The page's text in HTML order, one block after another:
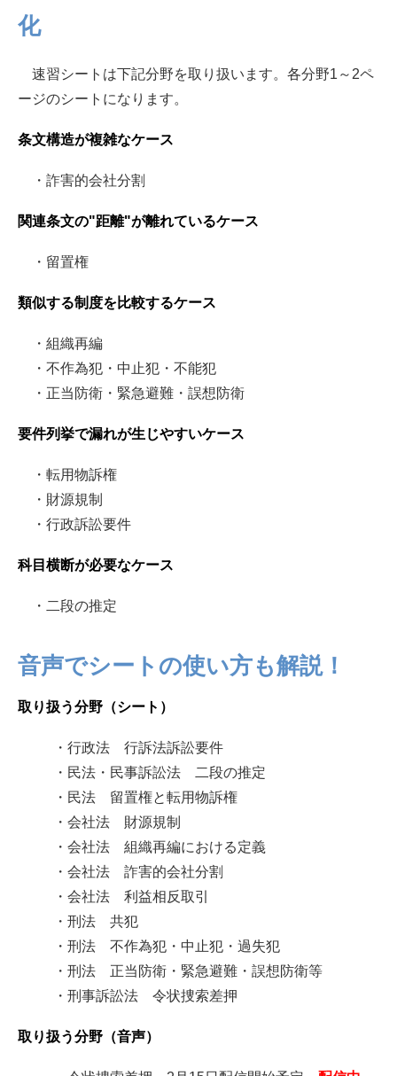
化
速習シートは下記分野を取り扱います。各分野1～2ペ
ージのシートになります。
条文構造が複雑なケース
・詐害的会社分割
関連条文の"距離"が離れているケース
・留置権
類似する制度を比較するケース
・組織再編
・不作為犯・中止犯・不能犯
・正当防衛・緊急避難・誤想防衛
要件列挙で漏れが生じやすいケース
・転用物訴権
・財源規制
・行政訴訟要件
科目横断が必要なケース
・二段の推定
音声でシートの使い方も解説！
取り扱う分野（シート）
・行政法 行訴法訴訟要件
・民法・民事訴訟法 二段の推定
・民法 留置権と転用物訴権
・会社法 財源規制
・会社法 組織再編における定義
・会社法 詐害的会社分割
・会社法 利益相反取引
・刑法 共犯
・刑法 不作為犯・中止犯・過失犯
・刑法 正当防衛・緊急避難・誤想防衛等
・刑事訴訟法 令状捜索差押
取り扱う分野（音声）